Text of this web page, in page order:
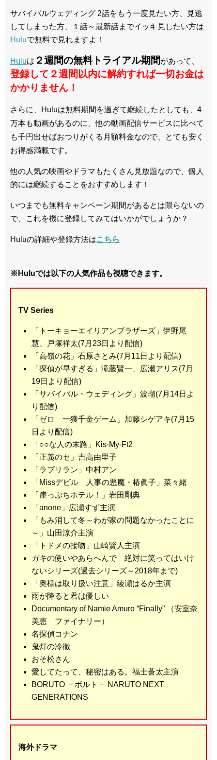
サバイバルウェディング 2話をもう一度見たい方、見逃
してしまった方、１話～最新話までイッキ見したい方は
Huluで無料で見れますよ！
Huluは ２週間の無料トライアル期間 があって、
登録して２週間以内に解約すれば一切お金は
かかりません！
さらに、Huluは無料期間を過ぎて継続したとしても、4
万本も動画があるのに、他の動画配信サービスに比べて
も千円出せばおつりがくる月額料金なので、とても安く
お得感満載です。
他の人気の映画やドラマもたくさん見放題なので、個人
的には継続することをおすすめします！
いつまでも無料キャンペーン期間があるとは限らないの
で、これを機に登録してみてはいかがでしょうか？
Huluの詳細や登録方法はこちら
※Huluでは以下の人気作品も視聴できます。
TV Series
「トーキョーエイリアンブラザーズ」伊野尾
慧、戸塚祥太(7月23日より配信)
「高嶺の花」石原さとみ(7月11日より配信)
「探偵が早すぎる」滝藤賢一、広瀬アリス(7月
19日より配信)
「サバイバル・ウェディング」波瑠(7月14日よ
り配信)
「ゼロ 一獲千金ゲーム」加藤シゲアキ(7月15
日より配信)
「○○な人の末路」Kis-My-Ft2
「正義のセ」吉高由里子
「ラブリラン」中村アン
「Missデビル 人事の悪魔・椿眞子」菜々緒
「崖っぷちホテル！」岩田剛典
「anone」広瀬すず主演
「もみ消して冬～わが家の問題なかったことに
～」山田涼介主演
「トドメの接吻」山崎賢人主演
ガキの使いやあらへんで 絶対に笑ってはいけ
ないシリーズ(過去シリーズ～2018年まで)
「奥様は取り扱い注意」綾瀬はるか主演
雨が降ると君は優しい
Documentary of Namie Amuro “Finally” （安室奈
美恵 ファイナリー）
名探偵コナン
鬼灯の冷徹
おそ松さん
愛してたって、秘密はある。福士蒼太主演
BORUTO －ボルト－ NARUTO NEXT
GENERATIONS
海外ドラマ